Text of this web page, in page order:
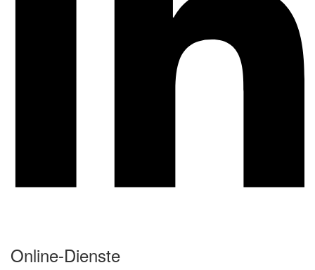
Online-Dienste